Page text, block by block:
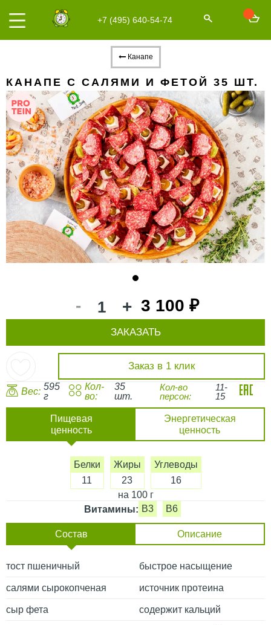
+7 (495) 640-54-74
Канапе
КАНАПЕ С САЛЯМИ И ФЕТОЙ 35 ШТ.
- + 3 100 ₽
Заказ в 1 клик
ЗАКАЗАТЬ
Вес: 595
г
Кол-
во:
35
шт.
Кол-во
персон:
11-
15
Пищевая
ценность
Энергетическая
ценность
Белки
11
Жиры
23
Углеводы
16
на 100 г
Витамины: B3 B6
Состав Описание
тост пшеничный быстрое насыщение
салями сырокопченая источник протеина
сыр фета содержит кальций